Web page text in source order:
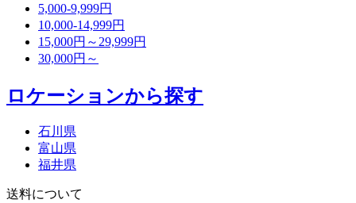
5,000-9,999円
10,000-14,999円
15,000円～29,999円
30,000円～
ロケーションから探す
石川県
富山県
福井県
送料について